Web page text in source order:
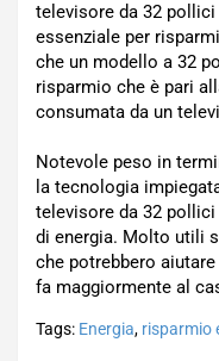
televisore da 32
essenziale per
che un modello a 32
risparmio che è pari
consumata da un
Notevole peso in
la tecnologia
televisore da 32
di energia. Molto utili
che potrebbero
fa maggiormente al
Tags: Energia, risparmio